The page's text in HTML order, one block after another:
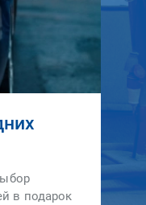
в подарок